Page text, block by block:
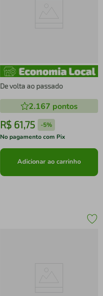
De volta ao passado
2.167 pontos
R$ 61,75 -5%
No pagamento com Pix
Adicionar ao carrinho